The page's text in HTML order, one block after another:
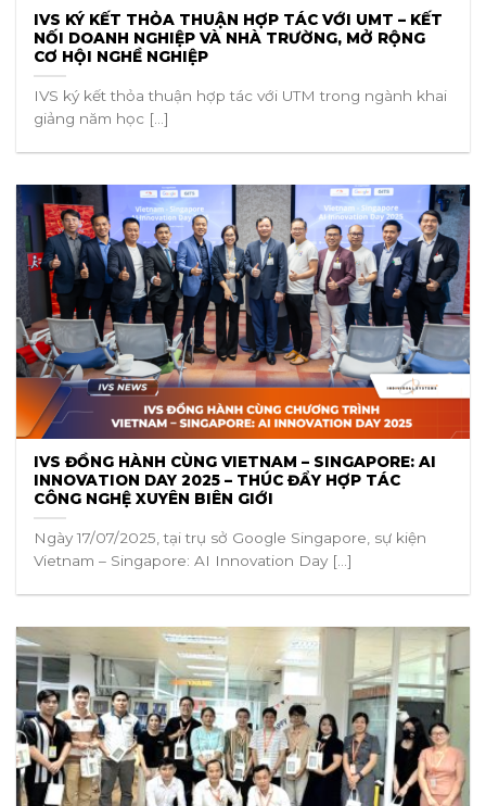
IVS KÝ KẾT THỎA THUẬN HỢP TÁC VỚI UMT – KẾT
NỐI DOANH NGHIỆP VÀ NHÀ TRƯỜNG, MỞ RỘNG
CƠ HỘI NGHỀ NGHIỆP
IVS ký kết thỏa thuận hợp tác với UTM trong ngành khai
giảng năm học [...]
IVS ĐỒNG HÀNH CÙNG VIETNAM – SINGAPORE: AI
INNOVATION DAY 2025 – THÚC ĐẨY HỢP TÁC
CÔNG NGHỆ XUYÊN BIÊN GIỚI
Ngày 17/07/2025, tại trụ sở Google Singapore, sự kiện
Vietnam – Singapore: AI Innovation Day [...]